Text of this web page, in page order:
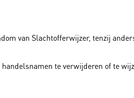
van Slachtofferwijzer, tenzij
te verwijderen of te